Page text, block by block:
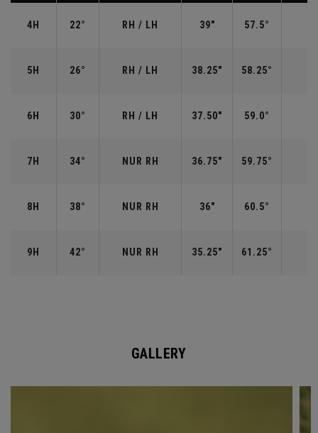
4H 22° RH / LH 39" 57.5°
5H 26° RH / LH 38.25" 58.25°
6H 30° RH / LH 37.50" 59.0°
7H 34° NUR RH 36.75" 59.75°
8H 38° NUR RH 36" 60.5°
9H 42° NUR RH 35.25" 61.25°
GALLERY